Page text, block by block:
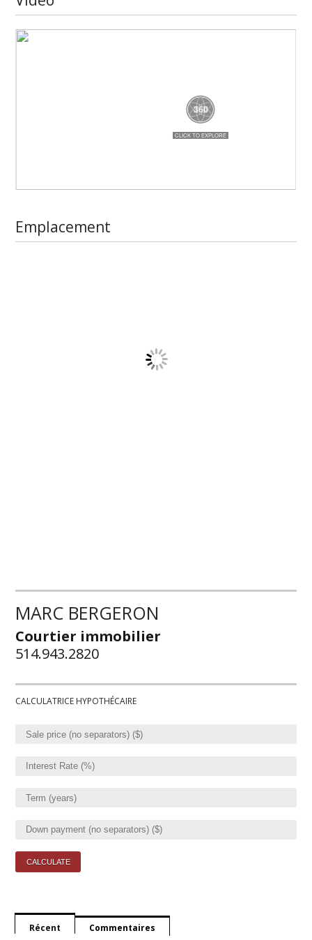
Emplacement
MARC BERGERON
Courtier immobilier
514.943.2820
CALCULATRICE HYPOTHÉCAIRE
Récent Commentaires